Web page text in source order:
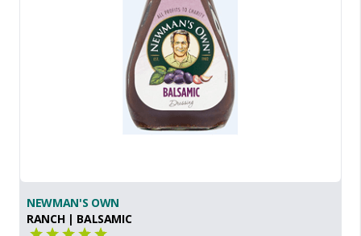
NEWMAN'S OWN
RANCH | BALSAMIC